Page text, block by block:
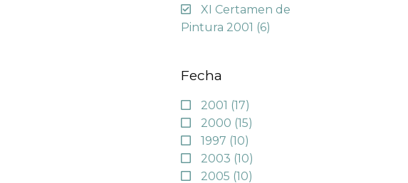
XI Certamen de
Pintura 2001 (6)
Fecha
2001 (17)
2000 (15)
1997 (10)
2003 (10)
2005 (10)